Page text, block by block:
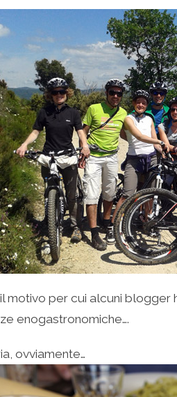
motivo per cui alcuni
enogastronomiche….
ovviamente…